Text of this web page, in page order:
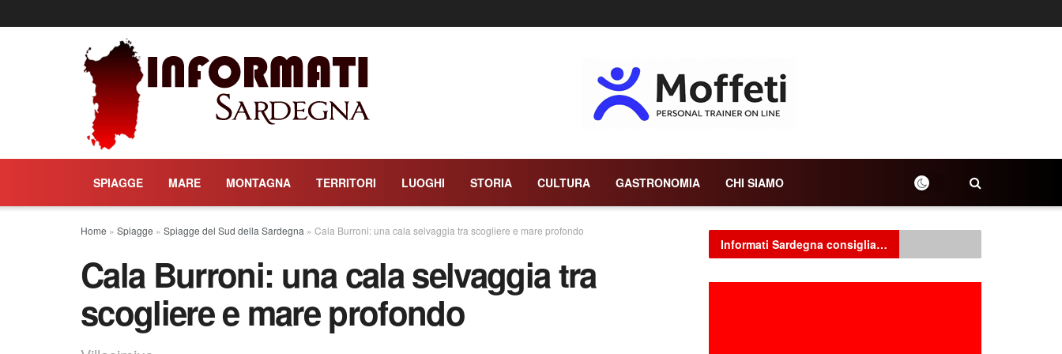
SPIAGGE MARE MONTAGNA TERRITORI LUOGHI STORIA CULTURA GASTRONOMIA CHI SIAMO
Home » Spiagge » Spiagge del Sud della Sardegna » Cala Burroni: una cala selvaggia tra scogliere e mare profondo
Cala Burroni: una cala selvaggia tra
scogliere e mare profondo
Informati Sardegna consiglia…